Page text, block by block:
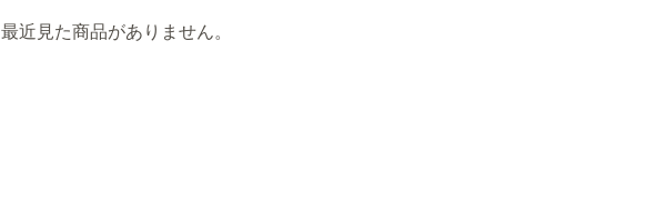
最近見た商品がありません。